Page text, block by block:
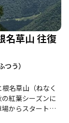
ことができま
山だけでなく観
ですが、特に体
たい方におすす
き、特に秋の紅
る方にもぴった
名草山 往復
つう）
名草山（ねなく
紅葉シーズンに
からスタート